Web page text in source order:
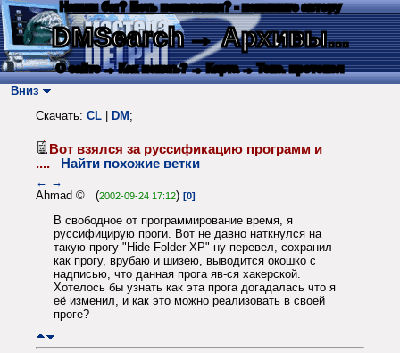
Нашли баг? Есть пожелания? - напишите автору
DMSearch→ Архивы...
О сайте → Как искать? → Карта → Текс. протокол
Вниз
Скачать: CL DM ;
Вот взялся за руссификацию программ и
....
Найти похожие ветки
← →
Ahmad © (2002-09-24 17:12) [0]
В свободное от программирование время, я
руссифицирую проги. Вот не давно наткнулся на
такую прогу "Hide Folder XP" ну перевел, сохранил
как прогу, врубаю и шизею, выводится окошко с
надписью, что данная прога яв-ся хакерской.
Хотелось бы узнать как эта прога догадалась что я
её изменил, и как это можно реализовать в своей
проге?